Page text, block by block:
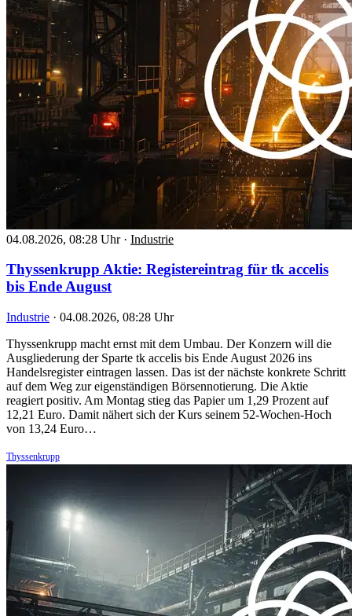
04.08.2026, 08:28 Uhr · Industrie
Thyssenkrupp Aktie: Registereintrag für tk accelis
bis Ende August
Industrie · 04.08.2026, 08:28 Uhr
Thyssenkrupp macht ernst mit dem Umbau. Der Konzern will die
Ausgliederung der Sparte tk accelis bis Ende August 2026 ins
Handelsregister eintragen lassen. Das ist der nächste konkrete Schritt
auf dem Weg zur eigenständigen Börsennotierung. Die Aktie
reagiert positiv. Am Montag stieg das Papier um 1,29 Prozent auf
12,21 Euro. Damit nähert sich der Kurs seinem 52-Wochen-Hoch
von 13,24 Euro…
Thyssenkrupp